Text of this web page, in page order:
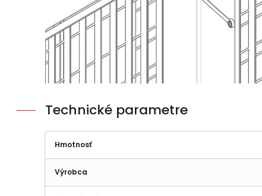
Technické parametre
Hmotnosť
Výrobca